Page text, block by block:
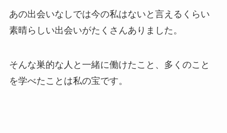
あの出会いなしでは今の私はないと言えるくらい
素晴らしい出会いがたくさんありました。
そんな巣的な人と一緒に働けたこと、多くのこと
を学べたことは私の宝です。